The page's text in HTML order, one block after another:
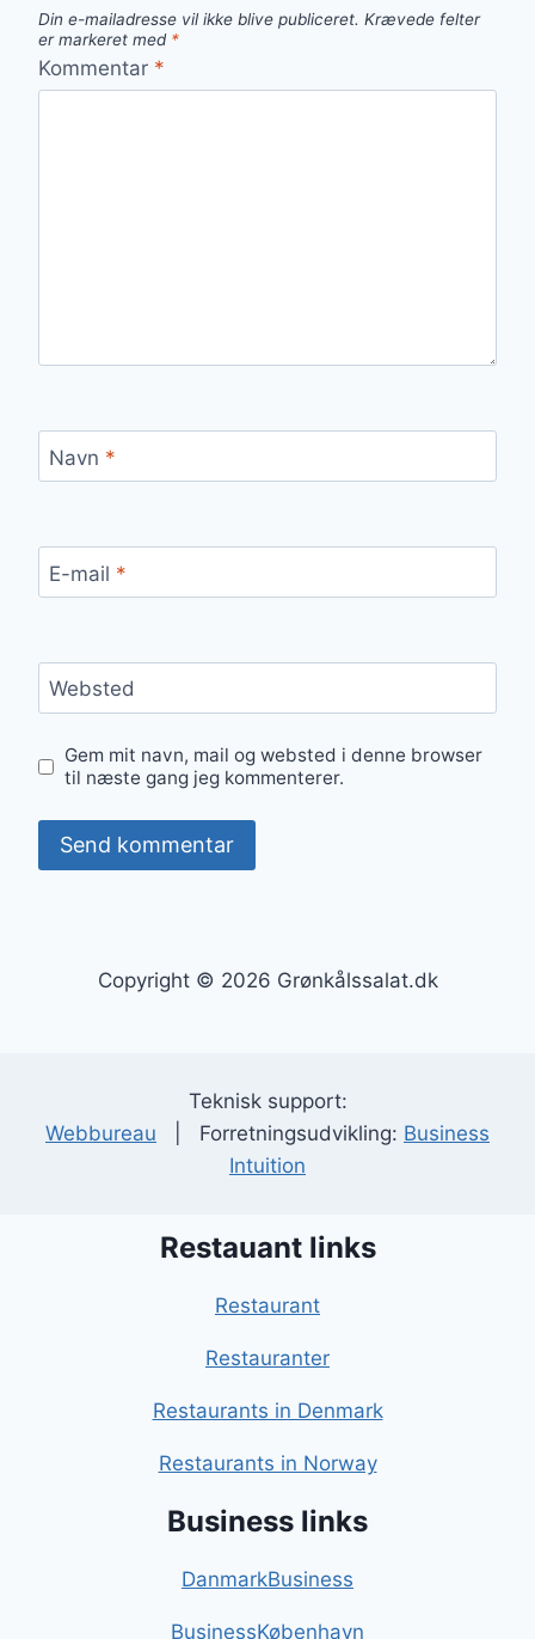
Din e-mailadresse vil ikke blive publiceret. Krævede felter
er markeret med *
Kommentar *
Navn *
E-mail *
Websted
Gem mit navn, mail og websted i denne browser
til næste gang jeg kommenterer.
Copyright © 2026 Grønkålssalat.dk
Teknisk support:
Webbureau | Forretningsudvikling: Business
Intuition
Restauant links
Restaurant
Restauranter
Restaurants in Denmark
Restaurants in Norway
Business links
DanmarkBusiness
BusinessKøbenhavn